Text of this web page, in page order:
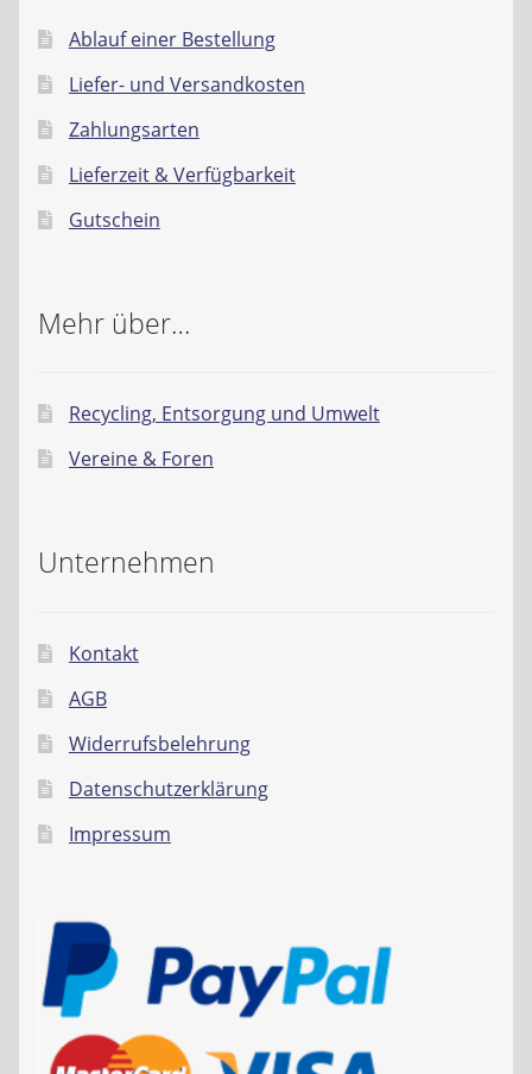
Ablauf einer Bestellung
Liefer- und Versandkosten
Zahlungsarten
Lieferzeit & Verfügbarkeit
Gutschein
Mehr über…
Recycling, Entsorgung und Umwelt
Vereine & Foren
Unternehmen
Kontakt
AGB
Widerrufsbelehrung
Datenschutzerklärung
Impressum